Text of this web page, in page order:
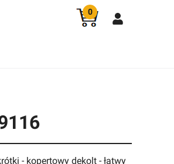
0
- kopertowy dekolt - łatwy